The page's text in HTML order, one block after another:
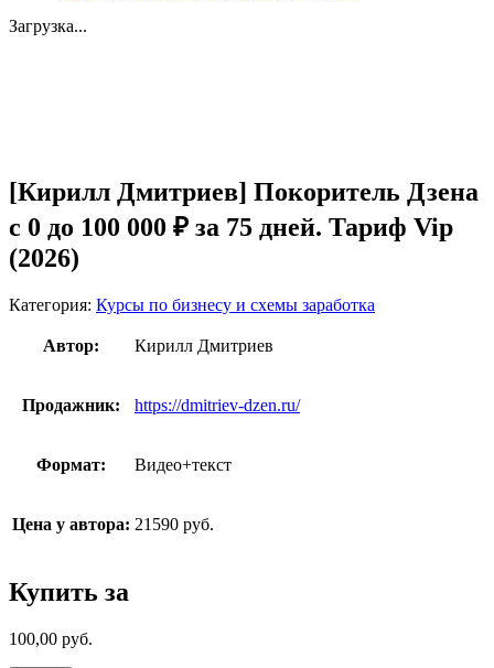
Загрузка...
[Кирилл Дмитриев] Покоритель Дзена
с 0 до 100 000 ₽ за 75 дней. Тариф Vip
(2026)
Категория: Курсы по бизнесу и схемы заработка
Автор: Кирилл Дмитриев
Продажник: https://dmitriev-dzen.ru/
Формат: Видео+текст
Цена у автора: 21590 руб.
Купить за
100,00 руб.